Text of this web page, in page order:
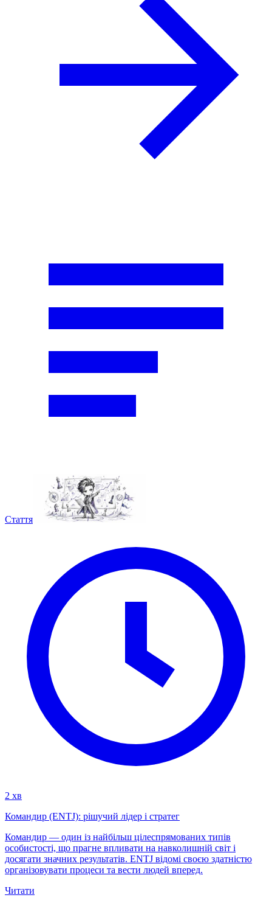
Стаття
2 хв
Командир (ENTJ): рішучий лідер і стратег
Командир — один із найбільш цілеспрямованих типів
особистості, що прагне впливати на навколишній світ і
досягати значних результатів. ENTJ відомі своєю здатністю
організовувати процеси та вести людей вперед.
Читати